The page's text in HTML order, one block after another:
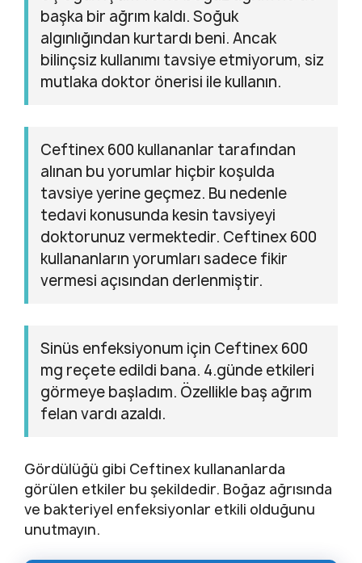
başka bir ağrım kaldı. Soğuk
algınlığından kurtardı beni. Ancak
bilinçsiz kullanımı tavsiye etmiyorum, siz
mutlaka doktor önerisi ile kullanın.
Ceftinex 600 kullananlar tarafından
alınan bu yorumlar hiçbir koşulda
tavsiye yerine geçmez. Bu nedenle
tedavi konusunda kesin tavsiyeyi
doktorunuz vermektedir. Ceftinex 600
kullananların yorumları sadece fikir
vermesi açısından derlenmiştir.
Sinüs enfeksiyonum için Ceftinex 600
mg reçete edildi bana. 4.günde etkileri
görmeye başladım. Özellikle baş ağrım
felan vardı azaldı.
Gördülüğü gibi Ceftinex kullananlarda
görülen etkiler bu şekildedir. Boğaz ağrısında
ve bakteriyel enfeksiyonlar etkili olduğunu
unutmayın.